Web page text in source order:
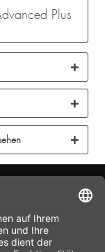
Plus